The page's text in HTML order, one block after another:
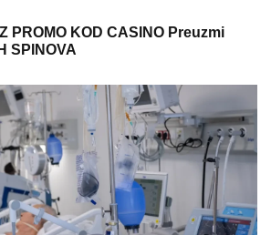
PROMO KOD CASINO Preuzmi
SPINOVA